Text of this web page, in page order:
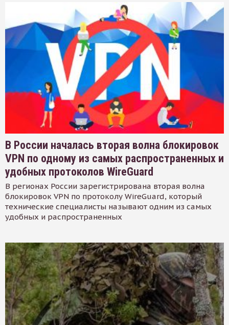
В России началась вторая волна блокировок
VPN по одному из самых распространенных и
удобных протоколов WireGuard
В регионах России зарегистрирована вторая волна
блокировок VPN по протоколу WireGuard, который
технические специалисты называют одним из самых
удобных и распространенных